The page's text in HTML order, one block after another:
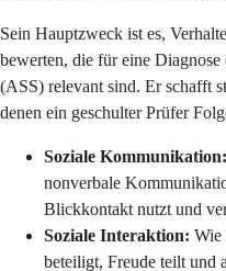
Sein Hauptzweck ist es,
bewerten, die für eine
(ASS) relevant sind. Er schafft
denen ein geschulter Prüfer
Soziale Kommunikation:
nonverbale
Blickkontakt nutzt und
Soziale Interaktion: Wie
beteiligt, Freude teilt und